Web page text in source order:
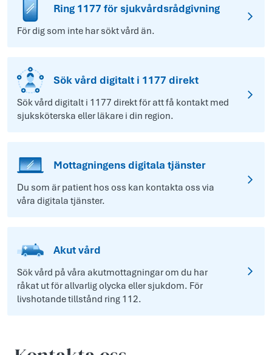
Ring 1177 för sjukvårdsrådgivning
För dig som inte har sökt vård än.
Sök vård digitalt i 1177 direkt
Sök vård digitalt i 1177 direkt för att få kontakt med
sjuksköterska eller läkare i din region.
Mottagningens digitala tjänster
Du som är patient hos oss kan kontakta oss via
våra digitala tjänster.
Akut vård
Sök vård på våra akutmottagningar om du har
råkat ut för allvarlig olycka eller sjukdom. För
livshotande tillstånd ring 112.